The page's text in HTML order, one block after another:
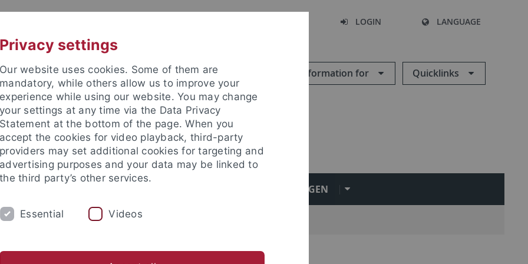
LOGIN LANGUAGE
Information for Quicklinks
EINRICHTUNGEN
Dozentinnen und Dozenten
Privacy settings
Our website uses cookies. Some of them are
mandatory, while others allow us to improve your
experience while using our website. You may change
your settings at any time via the Data Privacy
Statement at the bottom of the page. When you
accept the cookies for video playback, third-party
providers may set additional cookies for targeting and
advertising purposes and your data may be linked to
the third party’s other services.
Essential Videos